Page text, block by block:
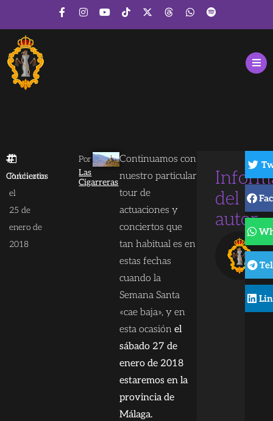
Conciertos
Publicado
el
25 de
enero de
2018
Por
Las
Cigarreras
Continuamos con
nuestro particular
tour de
actuaciones y
conciertos que
tan habitual es en
estas fechas
cuando la
Semana Santa
«cae baja», y en
esta ocasiónel
sábado 27 de
enero de 2018
estaremos en la
provincia de
Málaga.
del
autor